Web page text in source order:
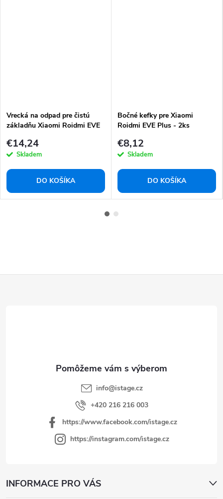
Vrecká na odpad pre čistú
základňu Xiaomi Roidmi EVE
€14,24
Skladem
DO KOŠÍKA
Bočné kefky pre Xiaomi
Roidmi EVE Plus - 2ks
€8,12
Skladem
DO KOŠÍKA
info@istage.cz
+420 216 216 003
https://www.facebook.com/istage.cz
https://instagram.com/istage.cz
INFORMACE PRO VÁS